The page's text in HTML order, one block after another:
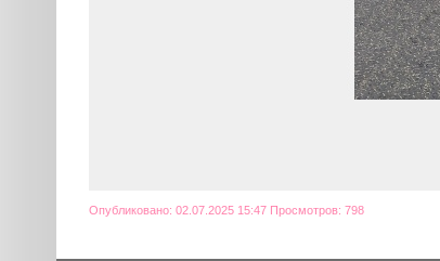
Опубликовано: 02.07.2025 15:47 Просмотров: 798